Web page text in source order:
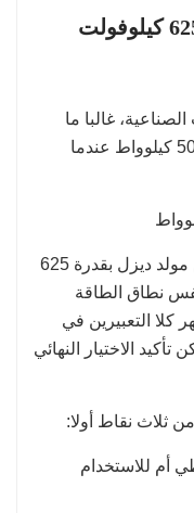
2. ماذا يعني مولد ديزل بقوة 625 كيلوفولت
غالبا ما
يرتبط 625 كيلو فولت أمبير بحوالي 500 كيلوواط عندما
لهذا السبب يبحث بعض المشترين عن مولد ديزل بقدرة 625
نطاق الطاقة
قد يظهر كلا التعبيرين في
الاختيار النهائي
ثلاث نقاط أولا:
أم للاستخدام